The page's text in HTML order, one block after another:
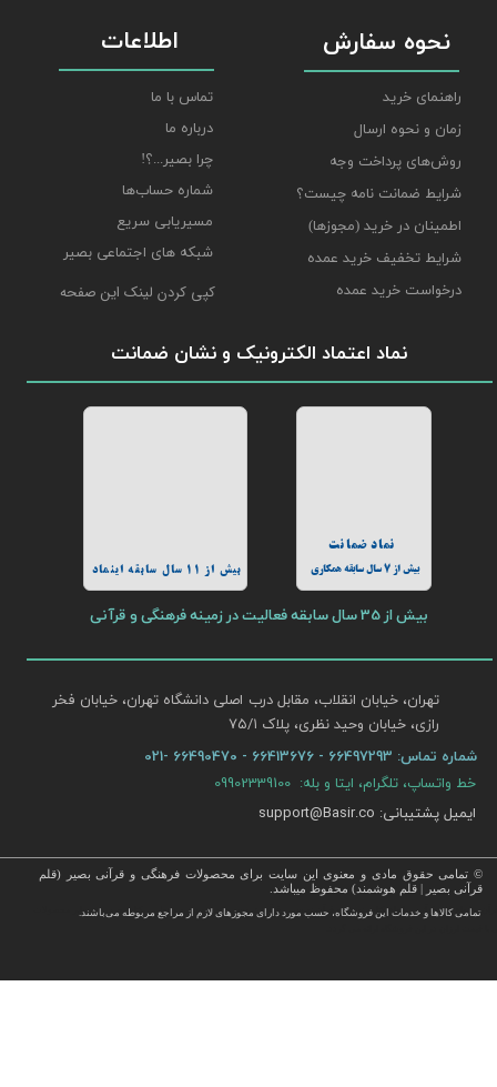
نحوه سفارش
راهنمای خرید
زمان و نحوه ارسال
روش‌های پرداخت وجه
شرایط ضمانت نامه چیست؟
اطمینان در خرید (مجوزها)
شرایط تخفیف خرید عمده
درخواست خرید عمده
© تمامی حقوق مادی و معنوی این سایت برای محصولات فرهنگی و قرآنی بصیر (قلم
قرآنی بصیر | قلم هوشمند) محفوظ میباشد.
تمامی كالاها و خدمات این فروشگاه، حسب مورد دارای مجوزهای لازم از مراجع مربوطه می‌باشند.
، انواع قلم قرآنی ، انواع کتاب نفیس و قرآن نفیس , قرآن عروس , کتب نفیس و معطر , کتاب چرمی و سایر محصولات
نماد اعتماد الکترونیک و نشان ضمانت
بیش از 11 سال سابقه اینماد
بیش از 35 سال سابقه فعالیت در زمینه فرهنگی و قرآنی
بیش از 7 سال سابقه همکاری
اطلاعات
تماس با ما
درباره ما
چرا بصیر...؟!
شماره حساب‌ها
مسیریابی سریع
شبکه های اجتماعی بصیر
تهران، خیابان انقلاب، مقابل درب اصلی دانشگاه تهران، خیابان فخر
رازی، خیابان وحید نظری، پلاک ۷۵/۱​​​​​​​
شماره تماس:
خط واتساپ، تلگرام، ایتا و بله: 09902339100
ایمیل پشتیبانی: support@Basir.co
کپی کردن لینک این صفحه